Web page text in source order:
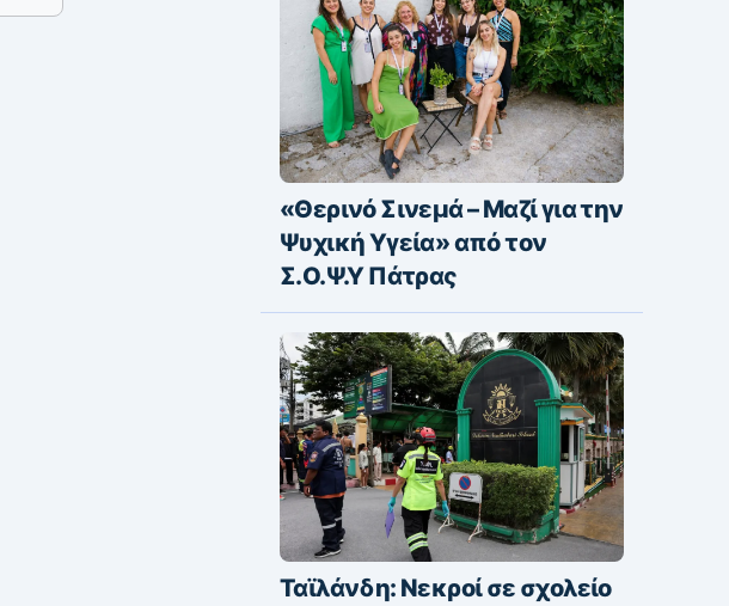
«Θερινό Σινεμά – Μαζί για την
Ψυχική Υγεία» από τον
Σ.Ο.Ψ.Υ Πάτρας
Ταϊλάνδη: Νεκροί σε σχολείο